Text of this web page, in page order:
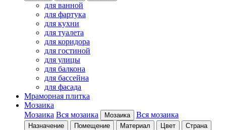
для ванной
для фартука
для кухни
для туалета
для коридора
для гостиной
для улицы
для балкона
для бассейна
для фасада
Мраморная плитка
Мозаика
Мозаика Вся мозаика Мозаика Вся мозаика
Назначение Помещение Материал Цвет Страна